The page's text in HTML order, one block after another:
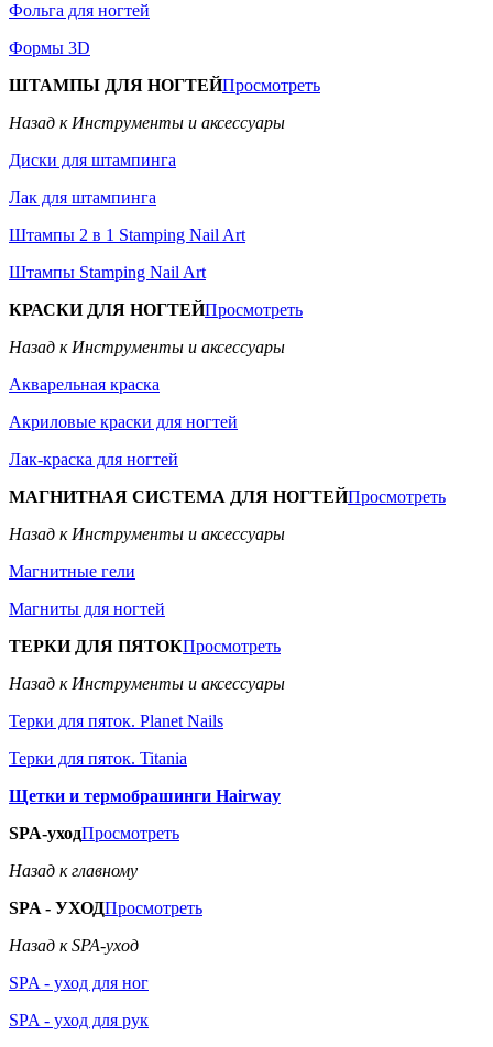
Фольга для ногтей
Формы 3D
ШТАМПЫ ДЛЯ НОГТЕЙПросмотреть
Назад к Инструменты и аксессуары
Диски для штампинга
Лак для штампинга
Штампы 2 в 1 Stamping Nail Art
Штампы Stamping Nail Art
КРАСКИ ДЛЯ НОГТЕЙПросмотреть
Назад к Инструменты и аксессуары
Акварельная краска
Акриловые краски для ногтей
Лак-краска для ногтей
МАГНИТНАЯ СИСТЕМА ДЛЯ НОГТЕЙПросмотреть
Назад к Инструменты и аксессуары
Магнитные гели
Магниты для ногтей
ТЕРКИ ДЛЯ ПЯТОКПросмотреть
Назад к Инструменты и аксессуары
Терки для пяток. Planet Nails
Терки для пяток. Titania
Щетки и термобрашинги Hairway
SPA-уходПросмотреть
Назад к главному
SPA - УХОДПросмотреть
Назад к SPA-уход
SPA - уход для ног
SPA - уход для рук